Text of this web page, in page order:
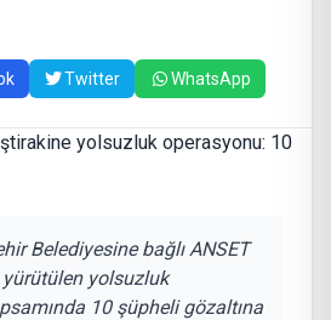
Twitter WhatsApp
Belediyesine bağlı ANSET
yolsuzluk
10 şüpheli gözaltına